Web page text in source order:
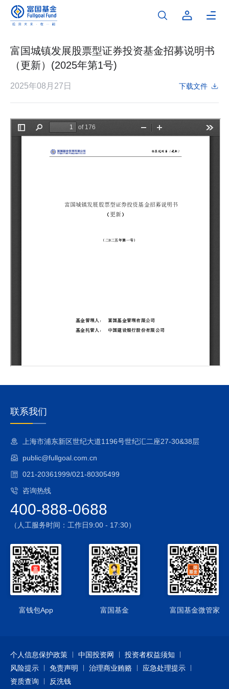
富国城镇发展股票型证券投资基金招募说明书
（更新）(2025年第1号)
2025年08月27日 下载文件
联系我们
上海市浦东新区世纪大道1196号世纪汇二座27-30&38层
public@fullgoal.com.cn
021-20361999/021-80305499
咨询热线
400-888-0688
（人工服务时间：工作日9:00 - 17:30）
富钱包App 富国基金 富国基金微管家
个人信息保护政策 中国投资网
投资者权益须知
风险提示
免责声明 治理商业贿赂
应急处理提示
资质查询
反洗钱